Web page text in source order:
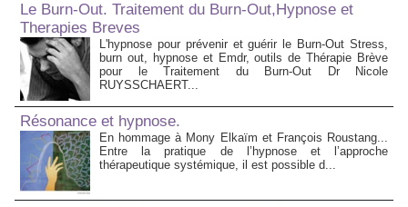
Le Burn-Out. Traitement du Burn-Out,Hypnose et
Therapies Breves
L'hypnose pour prévenir et guérir le Burn-Out Stress,
burn out, hypnose et Emdr, outils de Thérapie Brève
pour le Traitement du Burn-Out Dr Nicole
RUYSSCHAERT...
Résonance et hypnose.
En hommage à Mony Elkaïm et François Roustang...
Entre la pratique de l’hypnose et l’approche
thérapeutique systémique, il est possible d...